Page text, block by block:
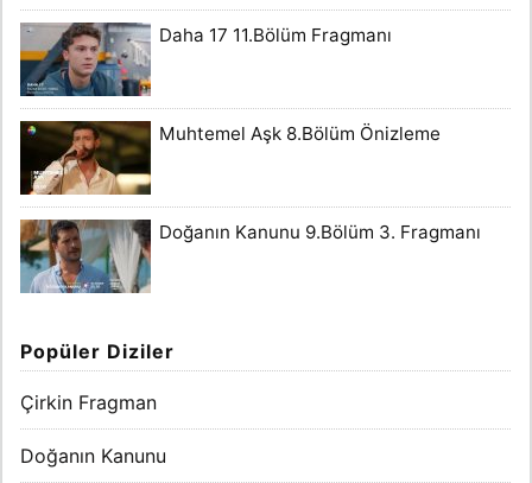
Daha 17 11.Bölüm Fragmanı
Muhtemel Aşk 8.Bölüm Önizleme
Doğanın Kanunu 9.Bölüm 3. Fragmanı
Popüler Diziler
Çirkin Fragman
Doğanın Kanunu